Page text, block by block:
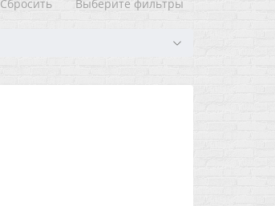
Сбросить Выберите фильтры